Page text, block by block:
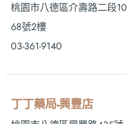
桃園市八德區介壽路二段10
68號2樓
03-361-9140
丁丁藥局-興豐店